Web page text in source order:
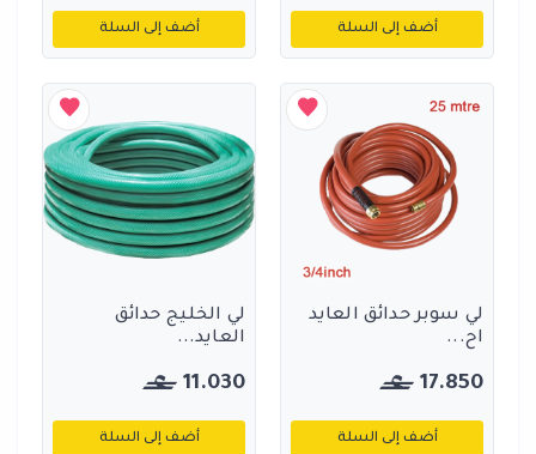
أضف إلى السلة أضف إلى السلة
لي سوبر حدائق العايد
اح...
17.850
أضف إلى السلة
لي الخليج حدائق
العايد...
11.030
أضف إلى السلة